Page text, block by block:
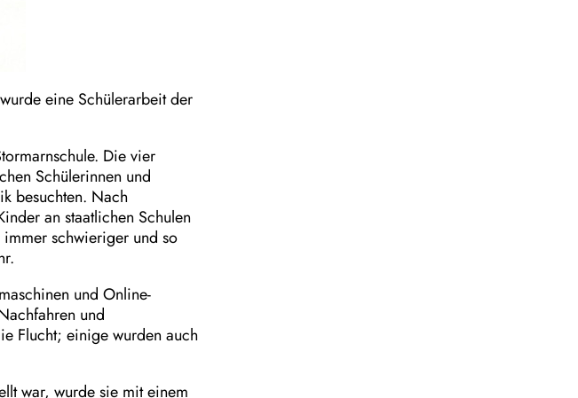
eine Schülerarbeit der
Die vier
Schülerinnen und
besuchten. Nach
an staatlichen Schulen
schwieriger und so
und Online-
und
Flucht; einige wurden auch
war, wurde sie mit einem